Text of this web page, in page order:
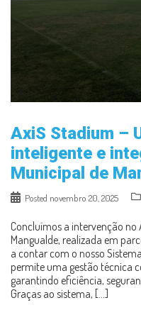
AxiS Stadium –
inteligente e
Municipal de
Posted novembro 20, 2025
Concluímos a intervenção no
Mangualde, realizada em
a contar com o nosso
permite uma gestão técnica
garantindo eficiência,
Graças ao sistema, […]